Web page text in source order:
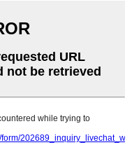
nā Kuleana a pau.
Led i waho